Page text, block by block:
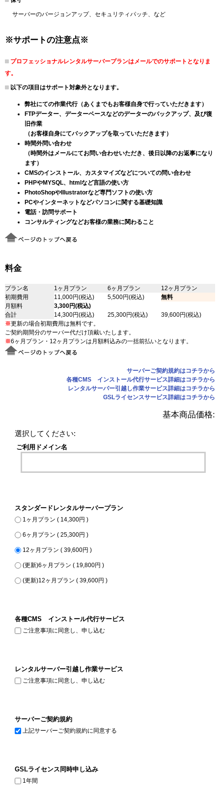
サーバーのバージョンアップ、セキュリティパッチ、など
※サポートの注意点※
プロフェッショナルレンタルサーバープランはメールでのサポートとなりま
す。
以下の項目はサポート対象外となります。
弊社にての作業代行（あくまでもお客様自身で行っていただきます）
FTPデーター、データーベースなどのデーターのバックアップ、及び復
旧作業
（お客様自身にてバックアップを取っていただきます）
時間外問い合わせ
（時間外はメールにてお問い合わせいただき、後日以降のお返事になり
ます）
CMSのインストール、カスタマイズなどについての問い合わせ
PHPやMYSQL、htmlなど言語の使い方
PhotoShopやIllustratorなど専門ソフトの使い方
PCやインターネットなどパソコンに関する基礎知識
電話・訪問サポート
コンサルティングなどお客様の業務に関わること
料金
プラン名 1ヶ月プラン 6ヶ月プラン
12ヶ月プラン
初期費用
11,000円(税込) 5,500円(税込)
無料
月額料
3,300円(税込)
合計
14,300円(税込) 25,300円(税込)
39,600円(税込)
※更新の場合初期費用は無料です。
ご契約期間分のサーバー代だけ頂戴いたします。
※6ヶ月プラン・12ヶ月プランは月額料込みの一括前払いとなります。
サーバーご契約規約はコチラから
各種CMS インストール代行サービス詳細はコチラから
レンタルサーバー引越し作業サービス詳細はコチラから
GSLライセンスサービス詳細はコチラから
基本商品価格:
選択してください:
ご利用ドメイン名
スタンダードレンタルサーバープラン
1ヶ月プラン ( 14,300円 )
6ヶ月プラン ( 25,300円 )
12ヶ月プラン ( 39,600円 )
(更新)6ヶ月プラン ( 19,800円 )
(更新)12ヶ月プラン ( 39,600円 )
各種CMS インストール代行サービス
ご注意事項に同意し、申し込む
レンタルサーバー引越し作業サービス
ご注意事項に同意し、申し込む
サーバーご契約規約
上記サーバーご契約規約に同意する
GSLライセンス同時申し込み
1年間